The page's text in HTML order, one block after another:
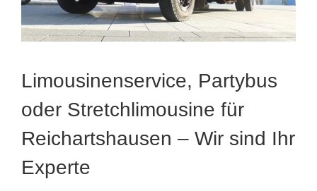
Limousinenservice, Partybus
oder Stretchlimousine für
Reichartshausen – Wir sind Ihr
Experte